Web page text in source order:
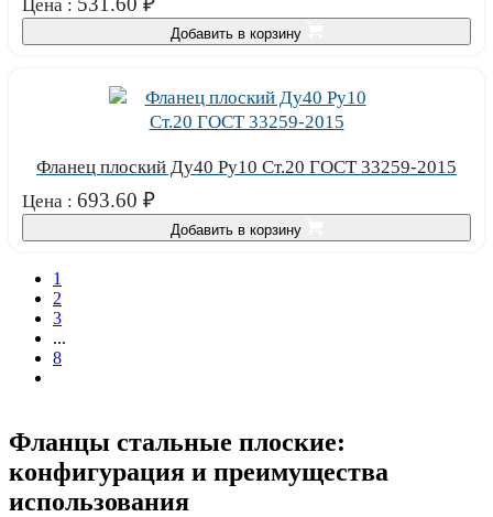
Цена :
Добавить в корзину
Фланец плоский Ду40 Ру10 Ст.20 ГОСТ 33259-2015
Цена : 693.60 ₽
Добавить в корзину
1
2
3
...
8
Фланцы стальные плоские:
конфигурация и преимущества
использования